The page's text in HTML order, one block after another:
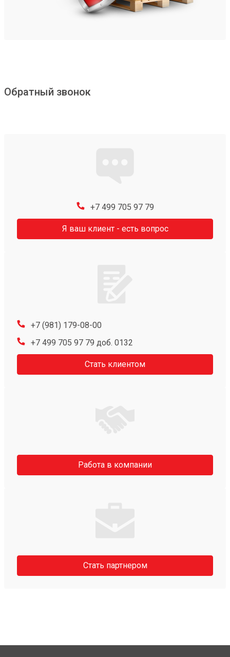
Обратный звонок
+7 499 705 97 79
Я ваш клиент - есть вопрос
+7 (981) 179-08-00
+7 499 705 97 79 доб. 0132
Стать клиентом
Работа в компании
Стать партнером